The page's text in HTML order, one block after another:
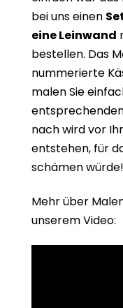
bei uns einen
eine Leinwand
bestellen. Das
nummerierte
malen Sie
nach wird vor
entstehen, für
schämen würde!
Mehr über
unserem Video: